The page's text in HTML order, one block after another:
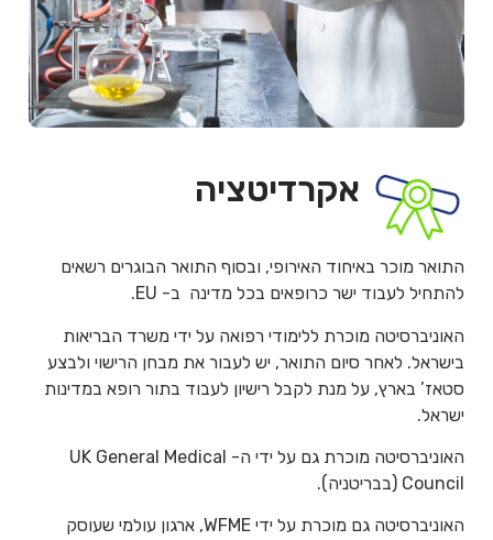
אקרדיטציה
התואר מוכר באיחוד האירופי, ובסוף התואר הבוגרים רשאים
להתחיל לעבוד ישר כרופאים בכל מדינה ב- EU.
האוניברסיטה מוכרת ללימודי רפואה על ידי משרד הבריאות
בישראל. לאחר סיום התואר, יש לעבור את מבחן הרישוי ולבצע
סטאז’ בארץ, על מנת לקבל רישיון לעבוד בתור רופא במדינות
ישראל.
האוניברסיטה מוכרת גם על ידי ה- UK General Medical
Council (בבריטניה).
האוניברסיטה גם מוכרת על ידי WFME, ארגון עולמי שעוסק